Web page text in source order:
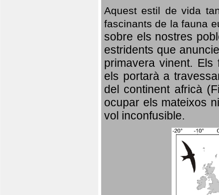
Aquest estil de vida
fascinants de la fauna
sobre els nostres
estridents que
primavera vinent. Els
els portarà a
del continent africà
ocupar els mateixos
vol inconfusible.